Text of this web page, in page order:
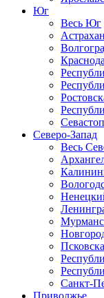
Юг
Весь Юг
Северо-Запад
Весь
Санкт-
Приволжье